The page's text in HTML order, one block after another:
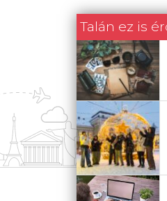
Talán ez is